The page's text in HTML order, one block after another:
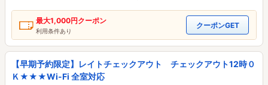
最大1,000円クーポン
利用条件あり
クーポンGET
【早期予約限定】レイトチェックアウト チェックアウト12時０
Ｋ★★★Wi-Fi 全室対応